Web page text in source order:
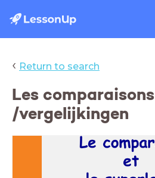
‹ Return to search
Les comparaisons
/vergelijkingen